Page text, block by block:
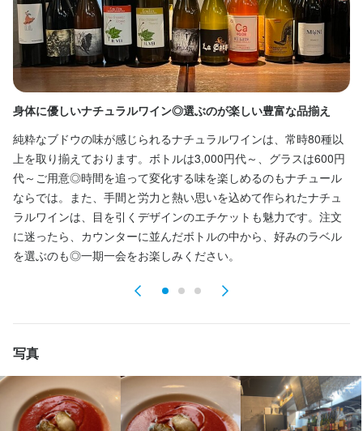
身体に優しいナチュラルワイン◎選ぶのが楽しい豊富な品揃え
純粋なブドウの味が感じられるナチュラルワインは、常時80種以
上を取り揃えております。ボトルは3,000円代～、グラスは600円
代～ご用意◎時間を追って変化する味を楽しめるのもナチュール
ならでは。また、手間と労力と熱い思いを込めて作られたナチュ
ラルワインは、目を引くデザインのエチケットも魅力です。注文
に迷ったら、カウンターに並んだボトルの中から、好みのラベル
を選ぶのも◎一期一会をお楽しみください。
写真
1ヶ月毎のシフト制
平日のみ勤務OK(土日休み) 土日祝のみ勤務OK 年末年始休暇あり
待遇
まかない・食事補助あり 制服貸与 社内イベントあり(旅行、BBQ等)
髪型自由
服装自由
ネイルOK ピアスOK
特徴
未経験者歓迎 フリーター歓迎 大学生歓迎 女性活躍中
駅チカ(徒歩5分以内)
個人経営(2店舗以内)
小さなお店(20席未満)
スタッフの平均年齢20代
仕事内容
【ホールスタッフ】
ご案内、オーダー受付、ドリンク作成、配膳、接客、会計、テー